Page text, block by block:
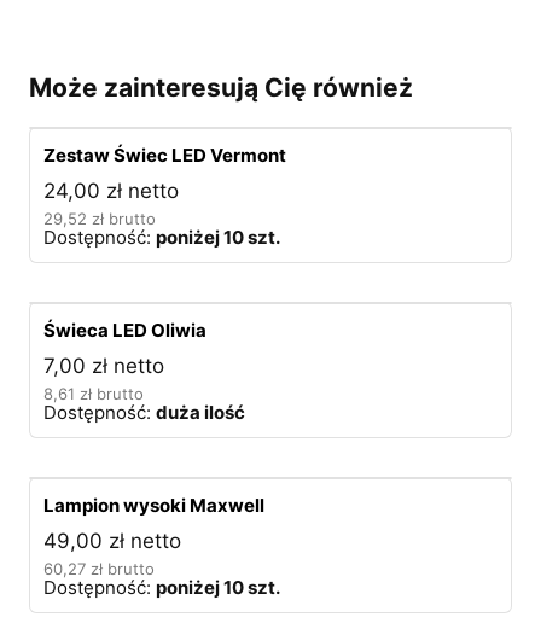
Może zainteresują Cię również
Zestaw Świec LED Vermont
24,00 zł netto
29,52 zł brutto
Dostępność: poniżej 10 szt.
Świeca LED Oliwia
7,00 zł netto
8,61 zł brutto
Dostępność: duża ilość
Lampion wysoki Maxwell
49,00 zł netto
60,27 zł brutto
Dostępność: poniżej 10 szt.